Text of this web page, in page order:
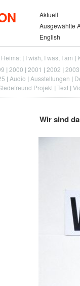
Aktuell
Ausgewählte
English
Heimat I wish, I was, I am
2000 2001 2002 2003
Audio Ausstellungen
Projekt Text
Wir sind